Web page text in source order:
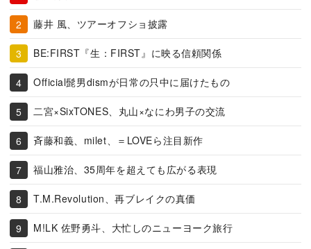
藤井 風、ツアーオフショ披露
BE:FIRST『生：FIRST』に映る信頼関係
Official髭男dismが日常の只中に届けたもの
二宮×SixTONES、丸山×なにわ男子の交流
斉藤和義、milet、＝LOVEら注目新作
福山雅治、35周年を超えても広がる表現
T.M.Revolution、再ブレイクの真価
M!LK 佐野勇斗、大忙しのニューヨーク旅行